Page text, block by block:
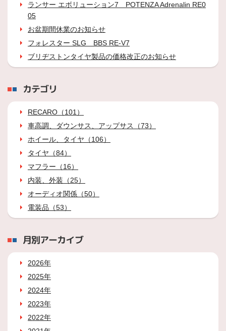
ランサー エボリューション7 POTENZA Adrenalin RE0
05
お盆期間休業のお知らせ
フォレスター SLG BBS RE-V7
ブリヂストンタイヤ製品の価格改正のお知らせ
カテゴリ
RECARO（101）
車高調、ダウンサス、アップサス（73）
ホイール、タイヤ（106）
タイヤ（84）
マフラー（16）
内装、外装（25）
オーディオ関係（50）
電装品（53）
月別アーカイブ
2026年
2025年
2024年
2023年
2022年